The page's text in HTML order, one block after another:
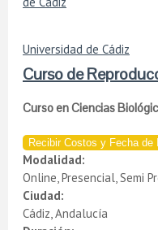
Universidad de Cádiz
Curso de
Curso en Ciencias
Recibir Costos y Fecha
Modalidad:
Online, Presencial, Semi
Ciudad:
Cádiz, Andalucía